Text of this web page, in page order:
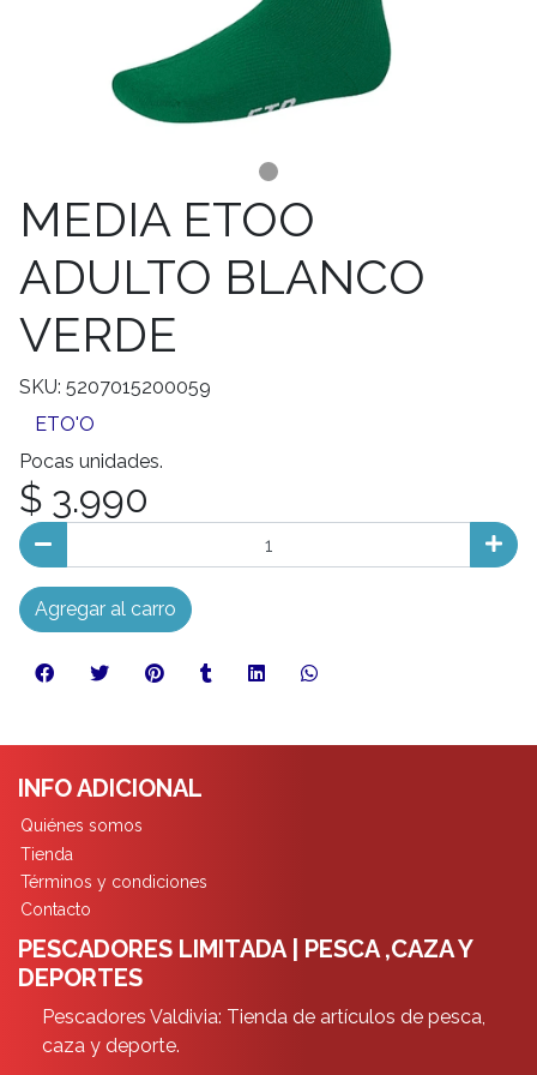
MEDIA ETOO
ADULTO BLANCO
VERDE
SKU: 5207015200059
ETO'O
Pocas unidades.
$ 3.990
Agregar al carro
INFO ADICIONAL
Quiénes somos
Tienda
Términos y condiciones
Contacto
PESCADORES LIMITADA | PESCA ,CAZA Y
DEPORTES
Pescadores Valdivia: Tienda de artículos de pesca,
caza y deporte.